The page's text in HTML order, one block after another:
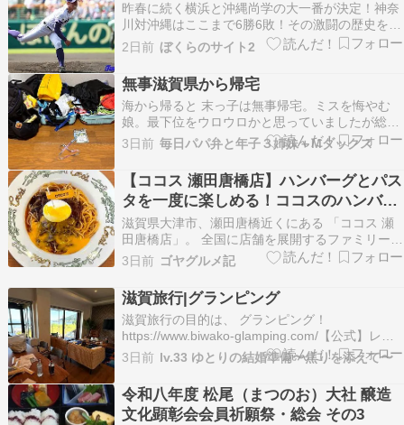
昨春に続く横浜と沖縄尚学の大一番が決定！神奈
川対沖縄はここまで6勝6敗！その激闘の歴史を振
り返る！ 今大会の組み合わせ抽選会はオンライン
で行われた。例年のように、大きなホールでの開
催であれば、会場がどっと沸いたに違いないの
が、横浜（神奈川）と沖縄尚学のカードが決まっ
た瞬間だった…
2日前 ぼくらのサイト2
無事滋賀県から帰宅
海から帰ると 末っ子は無事帰宅。ミスを悔やむ
娘。最下位をウロウロかと思っていましたが総合
順位は半分より上だったらしいので良かった母は
思ったけれど中途半端な順位だったので余計に悔
しい思いでいっぱいば様でした。 明日は登校日。
明後日からは合宿予定... 娘の体がすごく心配。
ブロ…
3日前 毎日パパ弁と年子３姉妹＋Mダックス
【ココス 瀬田唐橋店】ハンバーグとパス
タを一度に楽しめる！ココスのハンバー
グボロネーゼ（滋賀県大津市）
滋賀県大津市、瀬田唐橋近くにある 「ココス 瀬
田唐橋店」。 全国に店舗を展開するファミリーレ
ストラン「ココス」。 ハンバーグやステーキをは
じめ、パスタや和食、デザートなど、 豊富なメニ
ューが揃っており、 食事からカフェ利用まで幅広
いシーンで利用できる人気チェーンです。 店内は
広…
3日前 ゴヤグルメ記
滋賀旅行|グランピング
滋賀旅行の目的は、 グランピング！
https://www.biwako-glamping.com/【公式】レイ
クサイドテラス琵琶湖本格アウトドアを楽しむド
ーム型テント、オリジナル設計のテントやプライ
ベートプール付きのラグジュアリーなコテージタ
イプ、客室内温泉・プライベートサウナ…
3日前 lv.33 ゆとりの結婚準備〜焦りを添えて〜
令和八年度 松尾（まつのお）大社 醸造
文化顕彰会会員祈願祭・総会 その3